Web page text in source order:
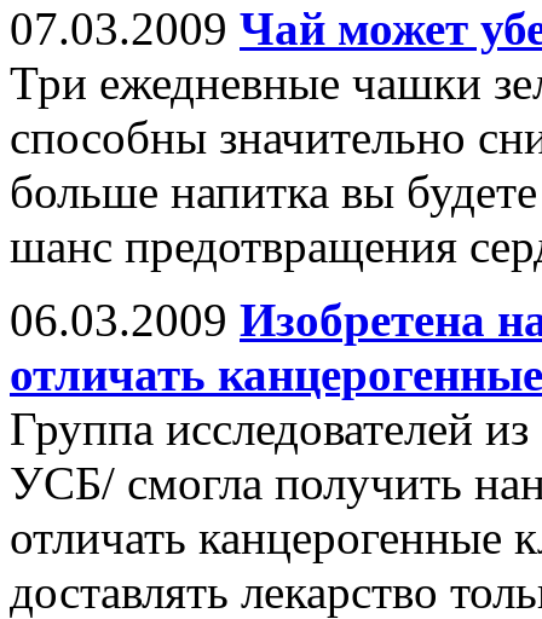
07.03.2009 Чай может
Три ежедневные чашки
способны значительно
больше напитка вы
шанс предотвращения
06.03.2009 Изобретена
отличать
Группа исследователей
УСБ/ смогла получить
отличать канцерогенные
доставлять лекарство